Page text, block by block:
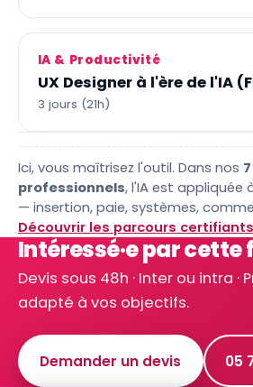
IA & Productivité
UX Designer à l'ère de l'IA
3 jours (21h)
Ici, vous maîtrisez l'outil. Dans nos
professionnels, l'IA est appliquée
— insertion, paie, systèmes,
Découvrir les parcours certifiants
Intéressé·e par
Devis sous 48h · Inter ou intra ·
adapté à vos objectifs.
Demander un devis 05